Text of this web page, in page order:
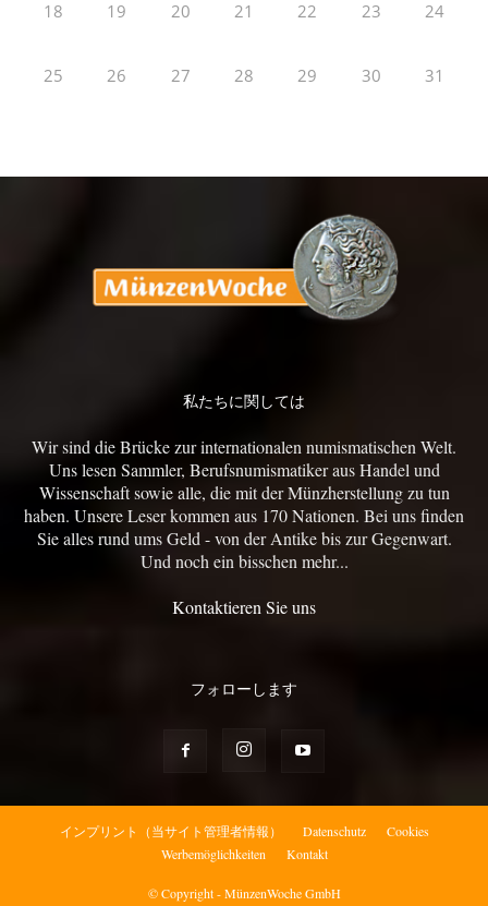
18 19 20 21 22 23 24
25 26 27 28 29 30 31
私たちに関しては
Wir sind die Brücke zur internationalen numismatischen Welt.
Uns lesen Sammler, Berufsnumismatiker aus Handel und
Wissenschaft sowie alle, die mit der Münzherstellung zu tun
haben. Unsere Leser kommen aus 170 Nationen. Bei uns finden
Sie alles rund ums Geld - von der Antike bis zur Gegenwart.
Und noch ein bisschen mehr...
Kontaktieren Sie uns
フォローします
インプリント（当サイト管理者情報） Datenschutz
Cookies
Werbemöglichkeiten
Kontakt
© Copyright - MünzenWoche GmbH